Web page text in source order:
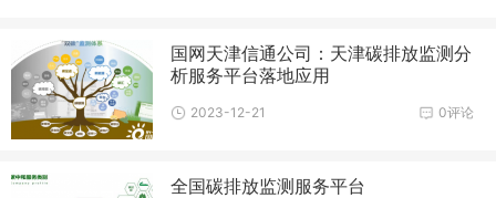
国网天津信通公司：天津碳排放监测分
析服务平台落地应用
0评论
2023-12-21
全国碳排放监测服务平台